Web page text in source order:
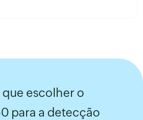
que escolher o
para a detecção